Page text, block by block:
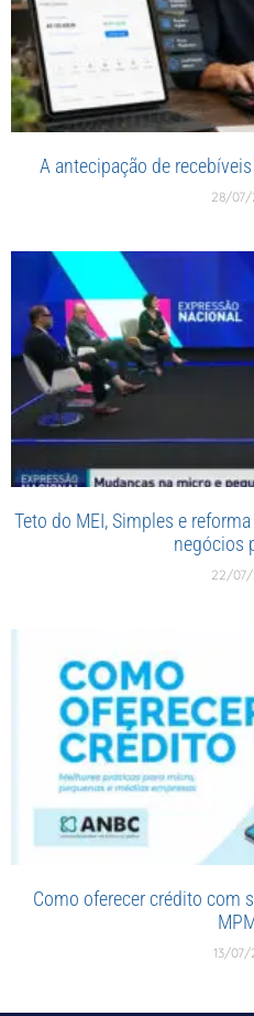
A antecipação de
28/07/
Teto do MEI, Simples e
negócios
22/07/
Como oferecer crédito com
13/07/